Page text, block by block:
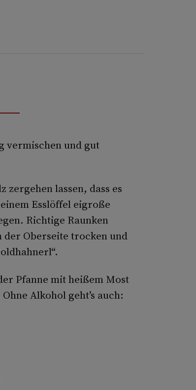
vermischen und gut
zergehen lassen, dass es
Esslöffel eigroße
Richtige Raunken
der Oberseite trocken und
Pfanne mit heißem Most
Alkohol geht’s auch: